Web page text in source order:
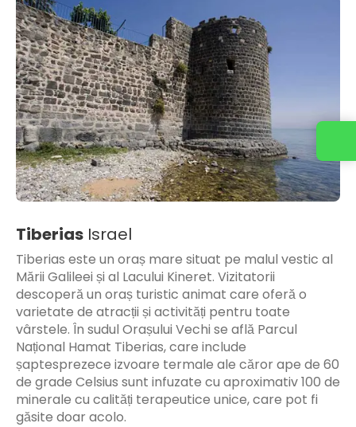
Tiberias Israel
Tiberias este un oraș mare situat pe malul vestic al
Mării Galileei și al Lacului Kineret. Vizitatorii
descoperă un oraș turistic animat care oferă o
varietate de atracții și activități pentru toate
vârstele. În sudul Orașului Vechi se află Parcul
Național Hamat Tiberias, care include
șaptesprezece izvoare termale ale căror ape de 60
de grade Celsius sunt infuzate cu aproximativ 100 de
minerale cu calități terapeutice unice, care pot fi
găsite doar acolo.